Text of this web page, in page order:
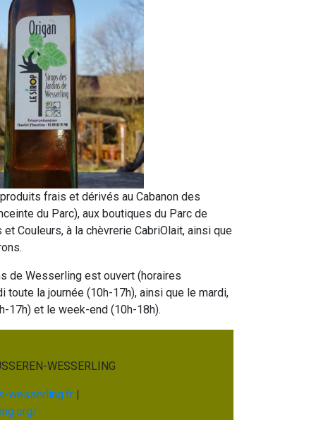
frais et dérivés au Cabanon des
du Parc), aux boutiques du Parc de
Couleurs, à la chèvrerie CabriOlait, ainsi que
de Wesserling est ouvert (horaires
toute la journée (10h-17h), ainsi que le mardi,
17h) et le week-end (10h-18h).
WESSERLING
wesserling.fr |